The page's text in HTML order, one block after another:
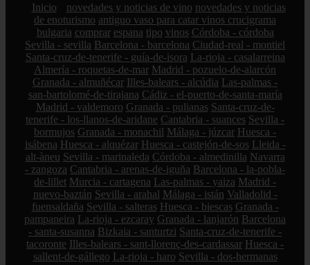
Inicio novedades y noticias de vino novedades y noticias
de enoturismo antiguo vaso para catar vinos crucigrama
bulgaria comprar espana tipo vinos Córdoba - córdoba
Sevilla - sevilla Barcelona - barcelona Ciudad-real - montiel
Santa-cruz-de-tenerife - guía-de-isora La-rioja - casalarreina
Almería - roquetas-de-mar Madrid - pozuelo-de-alarcón
Granada - almuñécar Illes-balears - alcúdia Las-palmas -
san-bartolomé-de-tirajana Cádiz - el-puerto-de-santa-maría
Madrid - valdemoro Granada - pulianas Santa-cruz-de-
tenerife - los-llanos-de-aridane Cantabria - suances Sevilla -
bormujos Granada - monachil Málaga - júzcar Huesca -
isábena Huesca - alquézar Huesca - castejón-de-sos Lleida -
alt-àneu Sevilla - marinaleda Córdoba - almedinilla Navarra
- zangoza Cantabria - arenas-de-iguña Barcelona - la-pobla-
de-lillet Murcia - cartagena Las-palmas - yaiza Madrid -
nuevo-baztán Sevilla - arahal Málaga - istán Valladolid -
fuensaldaña Sevilla - salteras Huesca - biescas Granada -
pampaneira La-rioja - ezcaray Granada - lanjarón Barcelona
- santa-susanna Bizkaia - santurtzi Santa-cruz-de-tenerife -
tacoronte Illes-balears - sant-llorenç-des-cardassar Huesca -
sallent-de-gállego La-rioja - haro Sevilla - dos-hermanas